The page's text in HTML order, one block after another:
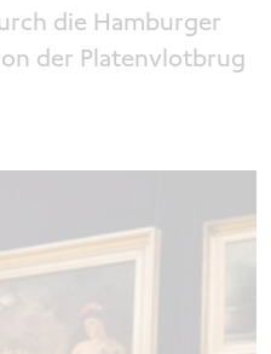
die Hamburger
der Platenvlotbrug